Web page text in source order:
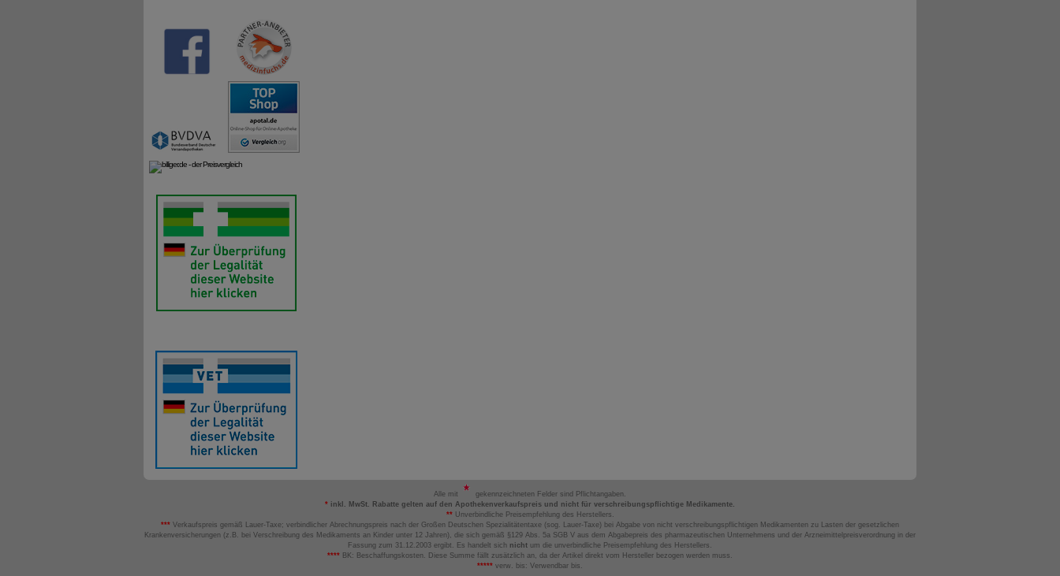
Alle mit
gekennzeichneten Felder sind Pflichtangaben.
* inkl. MwSt. Rabatte gelten auf den Apothekenverkaufspreis und nicht für verschreibungspflichtige Medikamente.
**Unverbindliche Preisempfehlung des Herstellers.
*** Verkaufspreis gemäß Lauer-Taxe; verbindlicher Abrechnungspreis nach der Großen Deutschen Spezialitätentaxe (sog. Lauer-Taxe) bei Abgabe von nicht verschreibungspflichtigen Medikamenten zu Lasten der gesetzlichen
Krankenversicherungen (z.B. bei Verschreibung des Medikaments an Kinder unter 12 Jahren), die sich gemäß §129 Abs. 5a SGB V aus dem Abgabepreis des pharmazeutischen Unternehmens und der Arzneimittelpreisverordnung in der
Fassung zum 31.12.2003 ergibt. Es handelt sich nicht um die unverbindliche Preisempfehlung des Herstellers.
**** BK: Beschaffungskosten. Diese Summe fällt zusätzlich an, da der Artikel direkt vom Hersteller bezogen werden muss.
***** verw. bis: Verwendbar bis.